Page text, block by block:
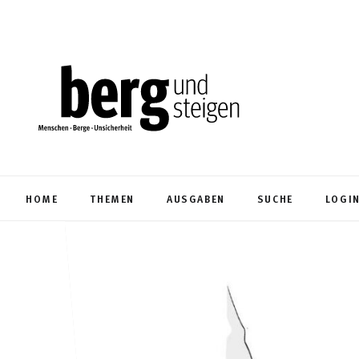
HOME THEMEN AUSGABEN SUCHE